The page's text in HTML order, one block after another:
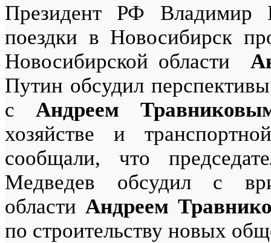
Президент РФ Владимир
поездки в Новосибирск
Новосибирской области
Путин обсудил
с Андреем
хозяйстве и
сообщали, что
Медведев обсудил с
областиАндреем
по строительству новых